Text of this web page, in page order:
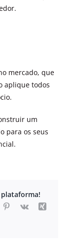
mercado, que
aplique todos
um
para os seus
Pinterest
Vk
Xing